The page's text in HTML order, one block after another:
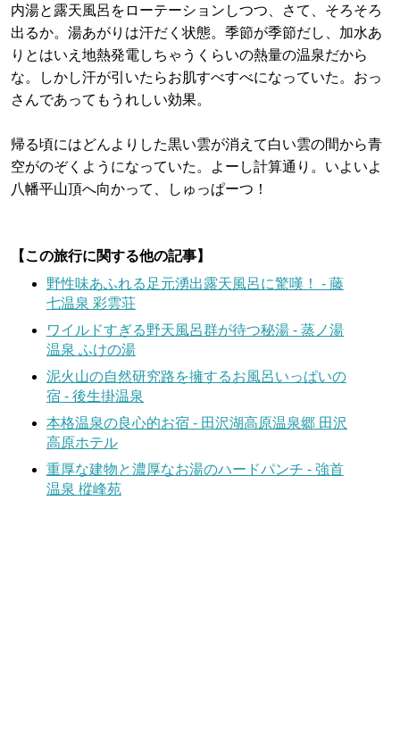
内湯と露天風呂をローテーションしつつ、さて、そろそろ
出るか。湯あがりは汗だく状態。季節が季節だし、加水あ
りとはいえ地熱発電しちゃうくらいの熱量の温泉だから
な。しかし汗が引いたらお肌すべすべになっていた。おっ
さんであってもうれしい効果。
帰る頃にはどんよりした黒い雲が消えて白い雲の間から青
空がのぞくようになっていた。よーし計算通り。いよいよ
八幡平山頂へ向かって、しゅっぱーつ！
【この旅行に関する他の記事】
野性味あふれる足元湧出露天風呂に驚嘆！ - 藤
七温泉 彩雲荘
ワイルドすぎる野天風呂群が待つ秘湯 - 蒸ノ湯
温泉 ふけの湯
泥火山の自然研究路を擁するお風呂いっぱいの
宿 - 後生掛温泉
本格温泉の良心的お宿 - 田沢湖高原温泉郷 田沢
高原ホテル
重厚な建物と濃厚なお湯のハードパンチ - 強首
温泉 樅峰苑